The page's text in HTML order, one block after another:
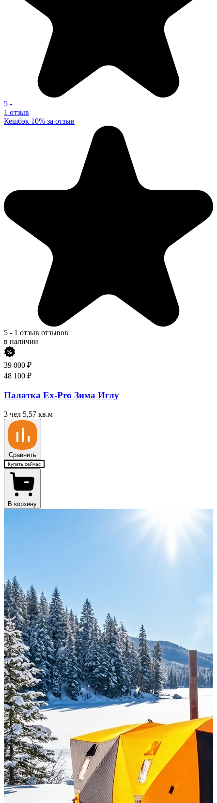
5 -
1 отзыв
Кешбэк 10% за отзыв
5 - 1 отзыв отзывов
в наличии
39 000 ₽
48 100 ₽
Палатка Ex-Pro Зима Иглу
3 чел 5,57 кв.м
Сравнить
Купить сейчас
В корзину